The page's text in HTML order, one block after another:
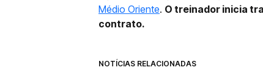
Médio Oriente. O treinador inicia
contrato.
NOTÍCIAS RELACIONADAS